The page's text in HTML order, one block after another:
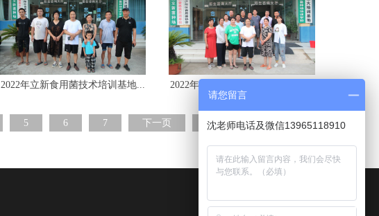
2022年立新食用菌技术培训基地... 2022年立新食用菌技术培训基地...
5 6 7 下一页 尾页
请您留言
沈老师电话及微信13965118910